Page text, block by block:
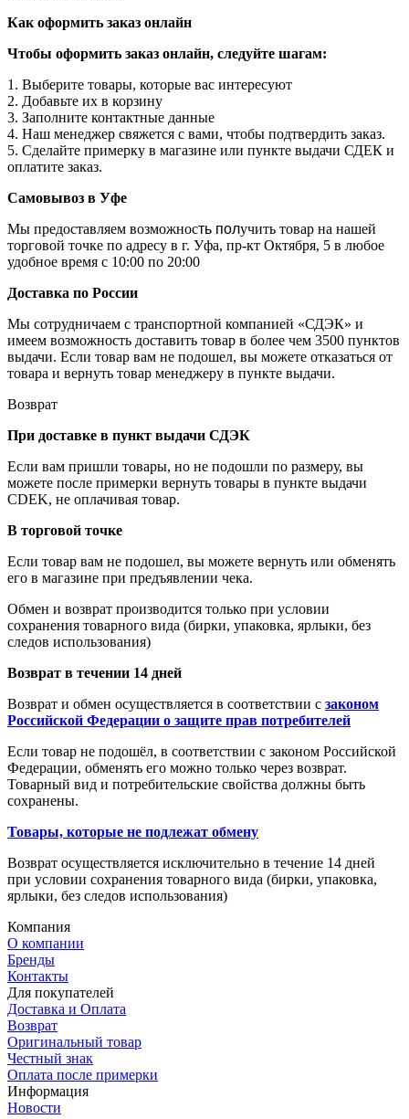
Как оформить заказ онлайн
Чтобы оформить заказ онлайн, следуйте шагам:
1. Выберите товары, которые вас интересуют
2. Добавьте их в корзину
3. Заполните контактные данные
4. Наш менеджер свяжется с вами, чтобы подтвердить заказ.
5. Сделайте примерку в магазине или пункте выдачи СДЕК и
оплатите заказ.
Самовывоз в Уфе
Мы предоставляем возможность получить товар на нашей
торговой точке по адресу в г. Уфа, пр-кт Октября, 5 в любое
удобное время с 10:00 по 20:00
Доставка по России
Мы сотрудничаем с транспортной компанией «СДЭК» и
имеем возможность доставить товар в более чем 3500 пунктов
выдачи. Если товар вам не подошел, вы можете отказаться от
товара и вернуть товар менеджеру в пункте выдачи.
Возврат
При доставке в пункт выдачи СДЭК
Если вам пришли товары, но не подошли по размеру, вы
можете после примерки вернуть товары в пункте выдачи
CDEK, не оплачивая товар.
В торговой точке
Если товар вам не подошел, вы можете вернуть или обменять
его в магазине при предъявлении чека.
Обмен и возврат производится только при условии
сохранения товарного вида (бирки, упаковка, ярлыки, без
следов использования)
Возврат в течении 14 дней
Возврат и обмен осуществляется в соответствии с законом
Российской Федерации о защите прав потребителей
Если товар не подошёл, в соответствии с законом Российской
Федерации, обменять его можно только через возврат.
Товарный вид и потребительские свойства должны быть
сохранены.
Товары, которые не подлежат обмену
Возврат осуществляется исключительно в течение 14 дней
при условии сохранения товарного вида (бирки, упаковка,
ярлыки, без следов использования)
Компания
О компании
Бренды
Контакты
Для покупателей
Доставка и Оплата
Возврат
Оригинальный товар
Честный знак
Оплата после примерки
Информация
Новости